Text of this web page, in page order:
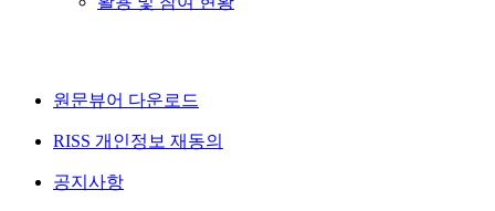
원문뷰어 다운로드
RISS 개인정보 재동의
공지사항